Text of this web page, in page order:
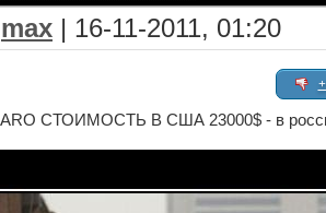
max | 16-11-2011, 01:20
СТОИМОСТЬ В США 23000$ - в